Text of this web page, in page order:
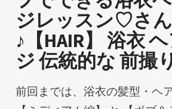
ジレッスン♡さ
♪【HAIR】 浴衣
ジ 伝統的な 前撮
前回までは、浴衣の髪型・ヘアアレンジ集